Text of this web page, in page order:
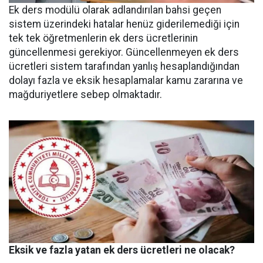
Ek ders modülü olarak adlandırılan bahsi geçen
sistem üzerindeki hatalar henüz giderilemediği için
tek tek öğretmenlerin ek ders ücretlerinin
güncellenmesi gerekiyor. Güncellenmeyen ek ders
ücretleri sistem tarafından yanlış hesaplandığından
dolayı fazla ve eksik hesaplamalar kamu zararına ve
mağduriyetlere sebep olmaktadır.
Eksik ve fazla yatan ek ders ücretleri ne olacak?